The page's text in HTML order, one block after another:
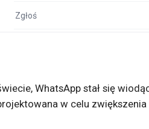
Zgłoś
WhatsApp stał się
w celu